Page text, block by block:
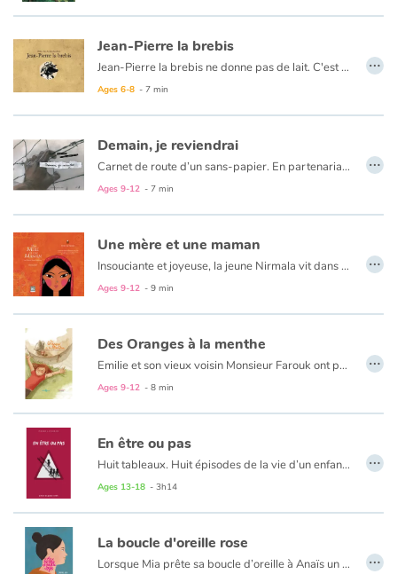
Jean-Pierre la brebis
Jean-Pierre la brebis ne donne pas de lait. C'est ennuyeux. Jean-Pierre se sent comme une brebis ratée. Mais il sait aussi que le berger l'aime bien : ils partagent des histoires, sont ensemble durant la préparation du fromage et s'endorment côte à côte. Et une nuit, le loup menace le troupeau. Ni une, ni deux, Jean-Pierre part au péril de sa vie.
Ages 6-8 - 7 min
…
Demain, je reviendrai
Carnet de route d’un sans-papier. En partenariat avec Réseau Education Sans Frontières.
Ages 9-12 - 7 min
…
Une mère et une maman
Insouciante et joyeuse, la jeune Nirmala vit dans un petit village de l'Inde. Un jour, sa vie bascule et change à tout jamais. Dans cette contrée lointaine, les coutumes ancestrales sont parfois cruelles, et ce qui est un bonheur devient un malheur pour cette jeune femme encore enfant. Seuls son courage et l'amour immense qu'elle renferme transformeront sa vie, celle de l'enfant qu'elle porte, celle de cette autre maman qui attend par-delà les frontières.
Ages 9-12 - 9 min
…
Des Oranges à la menthe
Emilie et son vieux voisin Monsieur Farouk ont peu en commun si ce n'est que les gens murmurent sur leur passage. Emilie est fille de parents séparés et Monsieur Farouk vient de là-bas, de ceux dont on parle à la télé. Après un échange de sourires un jour d'été, Monsieur Farouk invite la petite fille à prendre le thé dans son jardin fleuri. À chaque gorgée, elle découvre de nouvelles sensations, des saveurs et des souvenirs insoupçonnés.
Ages 9-12 - 8 min
…
En être ou pas
Huit tableaux. Huit épisodes de la vie d’un enfant, en marche vers l’âge adulte. Huit chapitres qui se répondent et tournent autour du même questionnement : Qui est-il ? Un amoureux qui, à 8 ans, a commis un acte impardonnable ? Un cancre si désespérant qu’on inventa pour lui les notes négatives ? Un intrus, un fraudeur, un imposteur ? Un courageux qui se révolte quand il le faut ? Un lâche qui obéit même s’il désapprouve ? Un éventuel rugbyman ? Un improbable footballeur ? Un délateur responsable d’un abominable châtiment corporel...
Ages 13-18 - 3h14
…
La boucle d'oreille rose
Lorsque Mia prête sa boucle d’oreille à Anaïs un matin d’automne, elle ne se doute pas que sa vie et celle de tous les habitants de son village s’apprête à basculer. Ce bijou d’apparence inoffensif devient au fil des saisons le symbole d’un ralliement. Les interdits se multiplient, les dénonciations aussi. Le poids de la boucle d’oreille rose devient de plus en plus lourd à porter. Mia et sa famille suivront-ils le mouvement ou décideront-ils de remonter la rivière à contre courant ? …